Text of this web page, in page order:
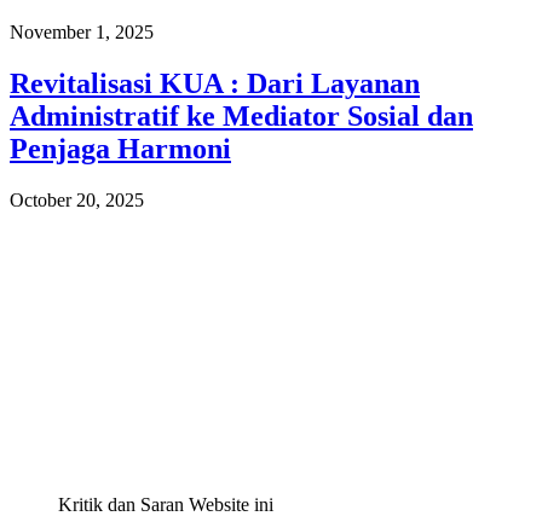
November 1, 2025
Revitalisasi KUA : Dari Layanan
Administratif ke Mediator Sosial dan
Penjaga Harmoni
October 20, 2025
Kritik dan Saran Website ini